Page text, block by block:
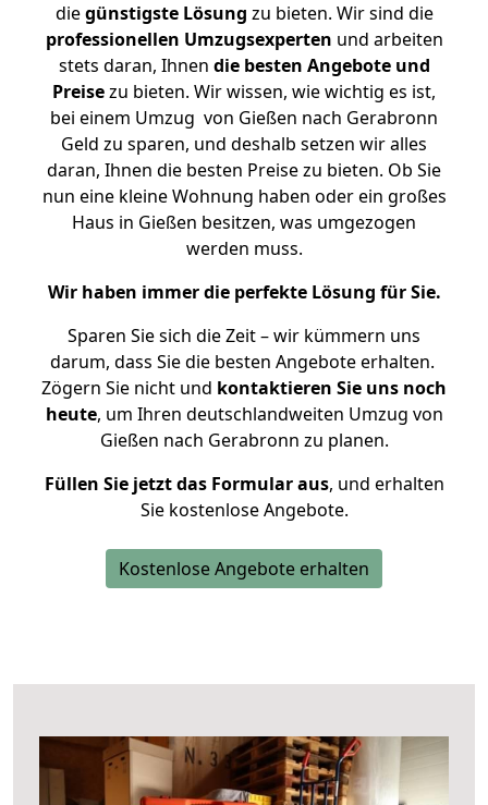
diegünstigste Lösung zu bieten. Wir sind die
professionellen Umzugsexperten und arbeiten
stets daran, Ihnen die besten Angebote und
Preisezu bieten. Wir wissen, wie wichtig es ist,
bei einem Umzug von Gießen nach Gerabronn
Geld zu sparen, und deshalb setzen wir alles
daran, Ihnen die besten Preise zu bieten. Ob Sie
nun eine kleine Wohnung haben oder ein großes
Haus in Gießen besitzen, was umgezogen
werden muss.
Wir haben immer die perfekte Lösung für Sie.
Sparen Sie sich die Zeit – wir kümmern uns
darum, dass Sie die besten Angebote erhalten.
Zögern Sie nicht und kontaktieren Sie uns noch
heute, um Ihren deutschlandweiten Umzug von
Gießen nach Gerabronn zu planen.
Füllen Sie jetzt das Formular aus, und erhalten
Sie kostenlose Angebote.
Kostenlose Angebote erhalten